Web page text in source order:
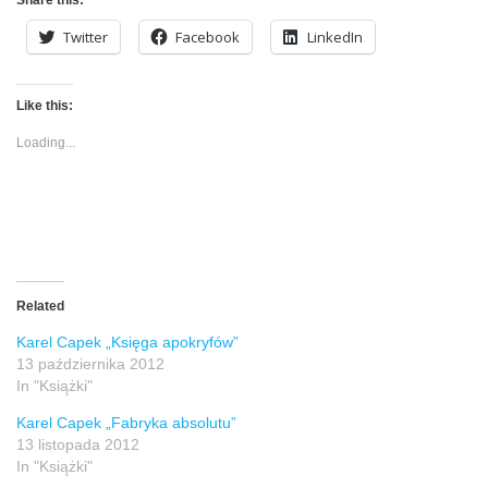
Twitter Facebook LinkedIn
Like this:
Loading...
Related
Karel Capek „Księga apokryfów”
13 października 2012
In "Książki"
Karel Capek „Fabryka absolutu”
13 listopada 2012
In "Książki"